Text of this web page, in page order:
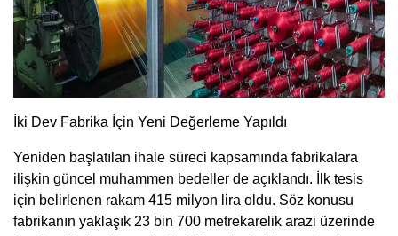
İki Dev Fabrika İçin Yeni Değerleme Yapıldı
Yeniden başlatılan ihale süreci kapsamında fabrikalara
ilişkin güncel muhammen bedeller de açıklandı. İlk tesis
için belirlenen rakam 415 milyon lira oldu. Söz konusu
fabrikanın yaklaşık 23 bin 700 metrekarelik arazi üzerinde